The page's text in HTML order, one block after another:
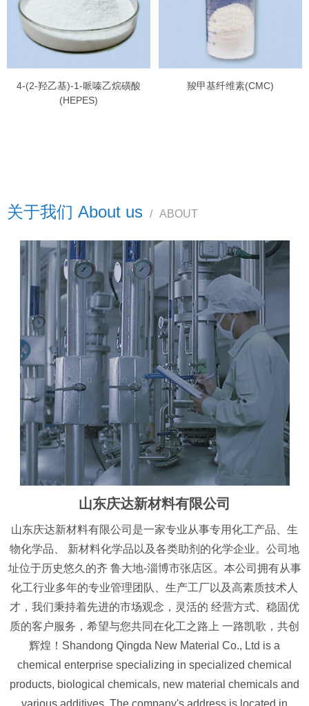
4-(2-羟乙基)-1-哌嗪乙烷磺酸
(HEPES)
羧甲基纤维素(CMC)
关于我们 About us / ABOUT
山东庆达新材料有限公司
山东庆达新材料有限公司是一家专业从事专用化工产品、生
物化学品、 新材料化学品以及各类助剂的化学企业。公司地
址位于历史悠久的齐 鲁大地-淄博市张店区。本公司拥有从事
化工行业多年的专业管理团队、生产工厂以及高素质技术人
才，我们秉持着先进的市场观念，灵活的 经营方式、稳固优
质的客户服务，希望与您共同在化工之路上 一路凯歌，共创
辉煌！Shandong Qingda New Material Co., Ltd is a
chemical enterprise specializing in specialized chemical
products, biological chemicals, new material chemicals and